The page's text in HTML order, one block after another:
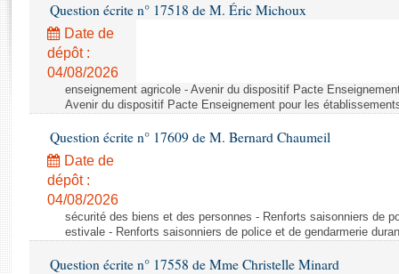
Rapports d'information
Rapports d'enquête
Rapports législatifs
Baromètre de l’application des lois
Dossiers législatifs
Budget et sécurité sociale
Questions écrites et orales
Comptes rendus des débats
Liens vers les sites publics
Question écrite n° 17518 de M. Éric Michoux
Date de
dépôt :
04/08/2026
enseignement agricole - Avenir du dispositif Pacte
Avenir du dispositif Pacte Enseignement pour les
Question écrite n° 17609 de M. Bernard Chaumeil
Date de
dépôt :
04/08/2026
sécurité des biens et des personnes - Renforts saisonniers de
estivale - Renforts saisonniers de police et de gendarmerie
Question écrite n° 17558 de Mme Christelle Minard